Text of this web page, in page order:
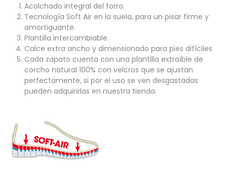
Acolchado integral del forro.
Tecnología Soft Air en la suela, para un pisar firme y
amortiguante.
Plantilla intercambiable.
Calce extra ancho y dimensionado para pies difíciles
Cada zapato cuenta con una plantilla extraíble de
corcho natural 100% con velcros que se ajustan
perfectamente, si por el uso se ven desgastadas
pueden adquirirlas en nuestra tienda.